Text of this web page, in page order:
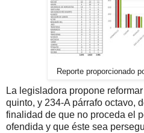
Reporte proporcionado
La legisladora propone
quinto, y 234-A párrafo octavo,
finalidad de que no proceda el
ofendida y que éste sea